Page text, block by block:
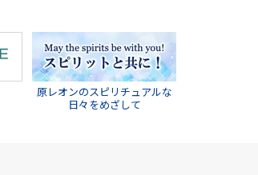
原レオンのスピリチュアルな
日々をめざして